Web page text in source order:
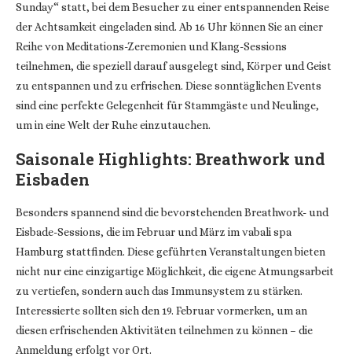
Sunday“ statt, bei dem Besucher zu einer entspannenden Reise
der Achtsamkeit eingeladen sind. Ab 16 Uhr können Sie an einer
Reihe von Meditations-Zeremonien und Klang-Sessions
teilnehmen, die speziell darauf ausgelegt sind, Körper und Geist
zu entspannen und zu erfrischen. Diese sonntäglichen Events
sind eine perfekte Gelegenheit für Stammgäste und Neulinge,
um in eine Welt der Ruhe einzutauchen.
Saisonale Highlights: Breathwork und
Eisbaden
Besonders spannend sind die bevorstehenden Breathwork- und
Eisbade-Sessions, die im Februar und März im vabali spa
Hamburg stattfinden. Diese geführten Veranstaltungen bieten
nicht nur eine einzigartige Möglichkeit, die eigene Atmungsarbeit
zu vertiefen, sondern auch das Immunsystem zu stärken.
Interessierte sollten sich den 19. Februar vormerken, um an
diesen erfrischenden Aktivitäten teilnehmen zu können – die
Anmeldung erfolgt vor Ort.